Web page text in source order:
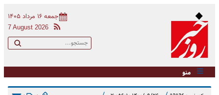
جمعه ۱۶ مرداد ۱۴۰۵
7 August 2026
منو